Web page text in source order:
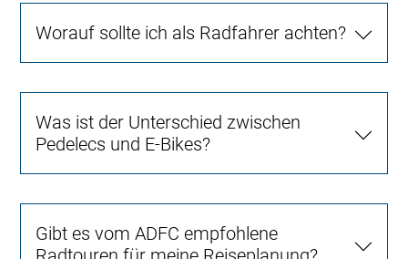
Worauf sollte ich als Radfahrer achten?
Was ist der Unterschied zwischen
Pedelecs und E-Bikes?
Gibt es vom ADFC empfohlene